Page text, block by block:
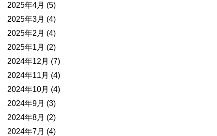
2025年4月 (5)
2025年3月 (4)
2025年2月 (4)
2025年1月 (2)
2024年12月 (7)
2024年11月 (4)
2024年10月 (4)
2024年9月 (3)
2024年8月 (2)
2024年7月 (4)